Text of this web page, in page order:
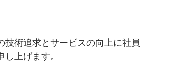
技術追求とサービスの向上に社員
上げます。